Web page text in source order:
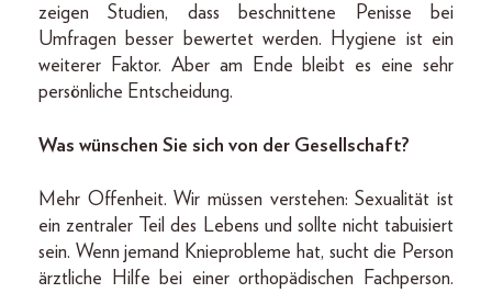
zeigen Studien, dass beschnittene Penisse bei
Umfragen besser bewertet werden. Hygiene ist ein
weiterer Faktor. Aber am Ende bleibt es eine sehr
persönliche Entscheidung.
Was wünschen Sie sich von der Gesellschaft?
Mehr Offenheit. Wir müssen verstehen: Sexualität ist
ein zentraler Teil des Lebens und sollte nicht tabuisiert
sein. Wenn jemand Knieprobleme hat, sucht die Person
ärztliche Hilfe bei einer orthopädischen Fachperson.